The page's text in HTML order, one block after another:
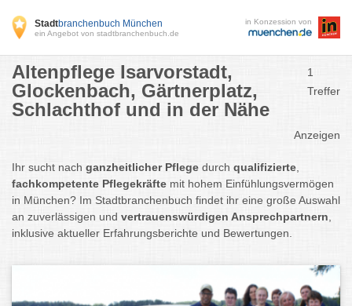
Stadtbranchenbuch München
ein Angebot von stadtbranchenbuch.de
in Konzession von
Altenpflege Isarvorstadt,
Glockenbach, Gärtnerplatz,
Schlachthof und in der Nähe
1
Treffer
Anzeigen
Ihr sucht nach ganzheitlicher Pflege durch qualifizierte
fachkompetente Pflegekräfte mit hohem Einfühlungsvermögen
in München? Im Stadtbranchenbuch findet ihr eine große Auswahl
an zuverlässigen und vertrauenswürdigen Ansprechpartnern
inklusive aktueller Erfahrungsberichte und Bewertungen.